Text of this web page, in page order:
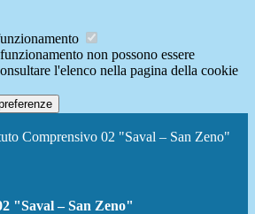
non possono essere
l'elenco nella pagina della cookie
Comprensivo 02 "Saval – San Zeno"
"Saval – San Zeno"